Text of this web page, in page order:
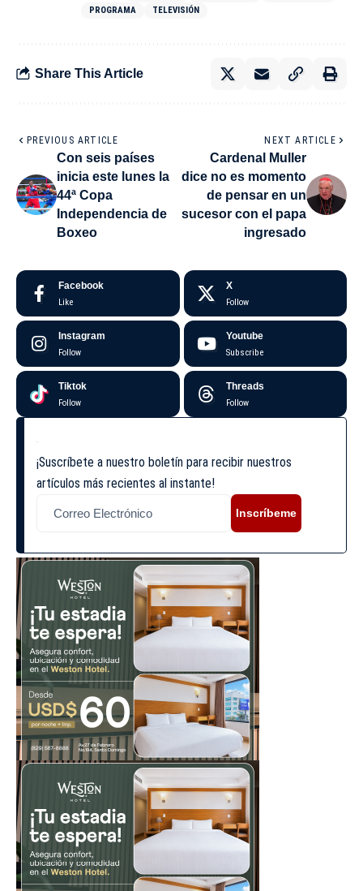
PROGRAMA
TELEVISIÓN
Share This Article
PREVIOUS ARTICLE
Con seis países
inicia este lunes la
44ª Copa
Independencia de
Boxeo
NEXT ARTICLE
Cardenal Muller
dice no es momento
de pensar en un
sucesor con el papa
ingresado
Facebook
Like
X
Follow
Instagram
Follow
Youtube
Subscribe
Tiktok
Follow
Threads
Follow
¡Suscríbete a nuestro boletín para recibir nuestros
artículos más recientes al instante!
Inscríbeme